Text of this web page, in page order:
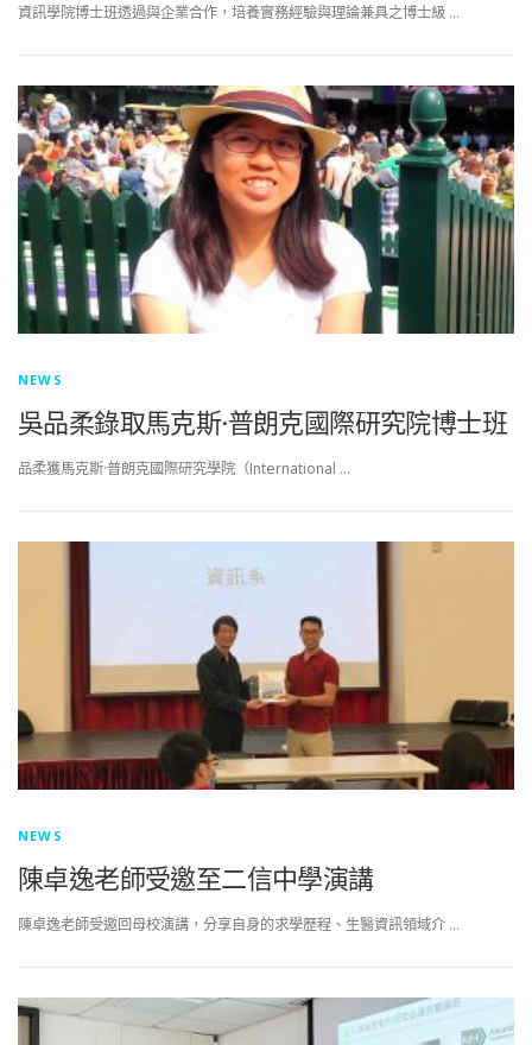
資訊學院博士班透過與企業合作，培養實務經驗與理論兼具之博士級 …
NEWS
吳品柔錄取馬克斯·普朗克國際研究院博士班
品柔獲馬克斯·普朗克國際研究學院（International …
NEWS
陳卓逸老師受邀至二信中學演講
陳卓逸老師受邀回母校演講，分享自身的求學歷程、生醫資訊領域介 …